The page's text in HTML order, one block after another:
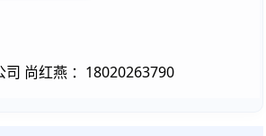
司 尚红燕 ：18020263790